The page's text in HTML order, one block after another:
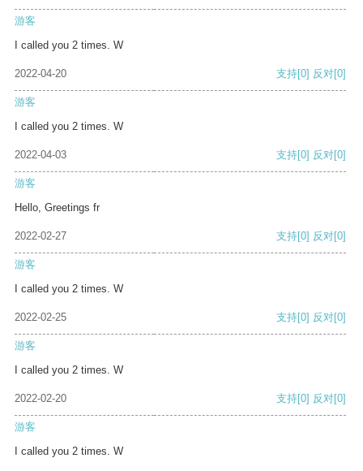
游客
I called you 2 times. W
2022-04-20 支持[0] 反对[0]
游客
I called you 2 times. W
2022-04-03 支持[0] 反对[0]
游客
Hello, Greetings fr
2022-02-27 支持[0] 反对[0]
游客
I called you 2 times. W
2022-02-25 支持[0] 反对[0]
游客
I called you 2 times. W
2022-02-20 支持[0] 反对[0]
游客
I called you 2 times. W